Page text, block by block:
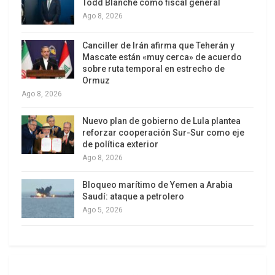
destrucción de su salud, educación y desarrollo
es irreversible”, advirtió.
La comisión denunció los ataques selectivos
contra los servicios de neonatología y maternidad
por parte de las fuerzas israelíes, lo que ha
espontáneos y las malformaciones congénitas,
con efectos duraderos en “la continuidad de la
población”.
Todd Blanche como fiscal general
Ago 8, 2026
Canciller de Irán afirma que Teherán y
Mascate están «muy cerca» de acuerdo
sobre ruta temporal en estrecho de
Ormuz
Ago 8, 2026
Nuevo plan de gobierno de Lula plantea
reforzar cooperación Sur-Sur como eje
de política exterior
Ago 8, 2026
Bloqueo marítimo de Yemen a Arabia
Saudí: ataque a petrolero
Ago 5, 2026